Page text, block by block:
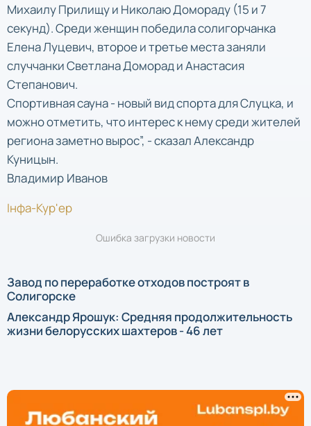
Михаилу Прилищу и Николаю Домораду (15 и 7
секунд). Среди женщин победила солигорчанка
Елена Луцевич, второе и третье места заняли
случчанки Светлана Доморад и Анастасия
Степанович.
Спортивная сауна - новый вид спорта для Слуцка, и
можно отметить, что интерес к нему среди жителей
региона заметно вырос”, - сказал Александр
Куницын.
Владимир Иванов
Iнфа-Кур'ер
Ошибка загрузки новости
Завод по переработке отходов построят в
Солигорске
Александр Ярошук: Средняя продолжительность
жизни белорусских шахтеров - 46 лет